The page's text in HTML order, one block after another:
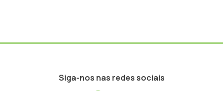
Siga-nos nas redes sociais